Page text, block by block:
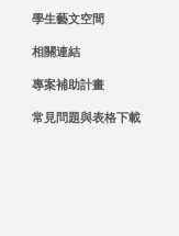
學生藝文空間
相關連結
專案補助計畫
常見問題與表格下載